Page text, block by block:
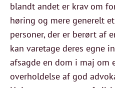
blandt andet er krav om
høring og mere generelt
personer, der er berørt af
kan varetage deres egne
afsagde en dom i maj om
overholdelse af god